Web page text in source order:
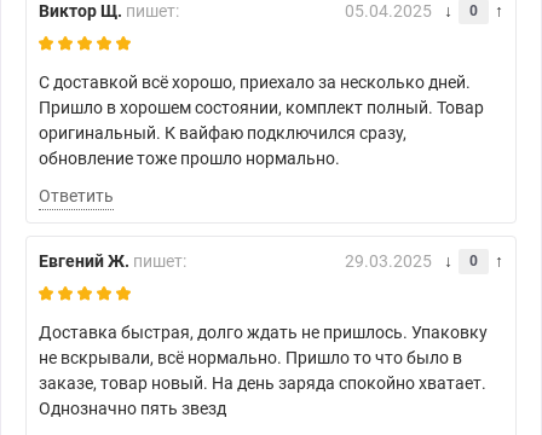
Виктор Щ. пишет: 05.04.2025 0
С доставкой всё хорошо, приехало за несколько дней.
Пришло в хорошем состоянии, комплект полный. Товар
оригинальный. К вайфаю подключился сразу,
обновление тоже прошло нормально.
Ответить
Евгений Ж. пишет: 29.03.2025 0
Доставка быстрая, долго ждать не пришлось. Упаковку
не вскрывали, всё нормально. Пришло то что было в
заказе, товар новый. На день заряда спокойно хватает.
Однозначно пять звезд